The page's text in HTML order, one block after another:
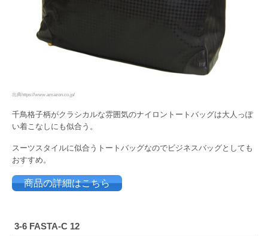
出典https://www.amazon.co.jp/
千鳥格子柄がクラシカルな雰囲気のナイロントートバッグは大人っぽ
い着こなしにも似合う。
スーツスタイルに似合うトートバッグなのでビジネスバッグとしても
おすすめ。
商品の詳細はこちら
3-6 FASTA-C 12